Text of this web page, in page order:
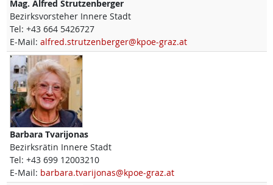
Mag. Alfred Strutzenberger
Bezirksvorsteher Innere Stadt
Tel: +43 664 5426727
E-Mail: alfred.strutzenberger@kpoe-graz.at
Barbara Tvarijonas
Bezirksrätin Innere Stadt
Tel: +43 699 12003210
E-Mail: barbara.tvarijonas@kpoe-graz.at